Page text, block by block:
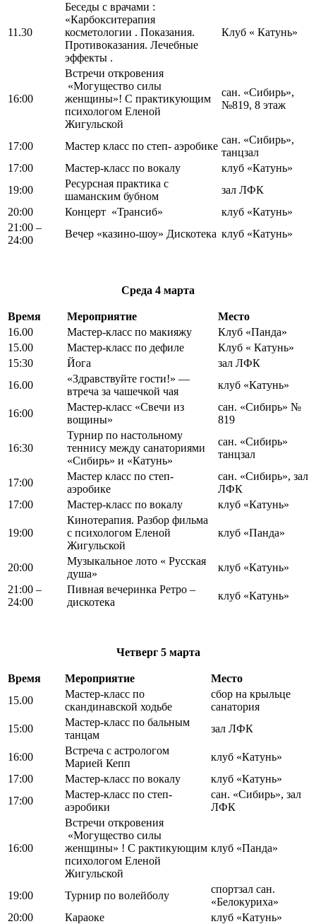
11.30
Беседы с врачами :
«Карбокситерапия
косметологии . Показания.
Противоказания. Лечебные
эффекты .
Клуб « Катунь»
16:00
Встречи откровения
«Могущество силы
женщины»! С практикующим
психологом Еленой
Жигульской
сан. «Сибирь»,
№819, 8 этаж
17:00 Мастер класс по степ- аэробике
сан. «Сибирь»,
танцзал
17:00
Мастер-класс по вокалу
клуб «Катунь»
19:00
Ресурсная практика с
шаманским бубном
зал ЛФК
20:00
Концерт «Трансиб»
клуб «Катунь»
21:00 –
24:00
Вечер «казино-шоу» Дискотека клуб «Катунь»
Среда 4 марта
Время Мероприятие
Место
16.00
Мастер-класс по макияжу
Клуб «Панда»
15.00
Мастер-класс по дефиле
Клуб « Катунь»
15:30
Йога
зал ЛФК
16.00
«Здравствуйте гости!» —
втреча за чашечкой чая
клуб «Катунь»
16:00
Мастер-класс «Свечи из
вощины»
сан. «Сибирь» №
819
16:30
Турнир по настольному
теннису между санаториями
«Сибирь» и «Катунь»
сан. «Сибирь»
танцзал
17:00
Мастер класс по степ-
аэробике
сан. «Сибирь», зал
ЛФК
17:00
Мастер-класс по вокалу клуб «Катунь»
19:00
Кинотерапия. Разбор фильма
с психологом Еленой
Жигульской
клуб «Панда»
20:00
Музыкальное лото « Русская
душа»
клуб «Катунь»
21:00 –
24:00
Пивная вечеринка Ретро –
дискотека
клуб «Катунь»
Четверг5 марта
Время Мероприятие
Место
15.00
Мастер-класс по
скандинавской ходьбе
сбор на крыльце
санатория
15:00
Мастер-класс по бальным
танцам
зал ЛФК
16:00
Встреча с астрологом
Марией Кепп
клуб «Катунь»
17:00
Мастер-класс по вокалу
клуб «Катунь»
17:00
Мастер-класс по степ-
аэробики
сан. «Сибирь», зал
ЛФК
16:00
Встречи откровения
«Могущество силы
женщины» ! С рактикующим
психологом Еленой
Жигульской
клуб «Панда»
19:00 Турнир по волейболу
спортзал сан.
«Белокуриха»
20:00
Караоке клуб «Катунь»